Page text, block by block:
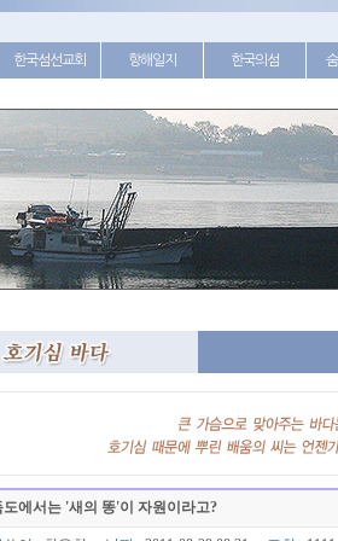
한국섬선교회 항해일지 한국의섬
도에서는 '새의 똥'이 자원이라고?